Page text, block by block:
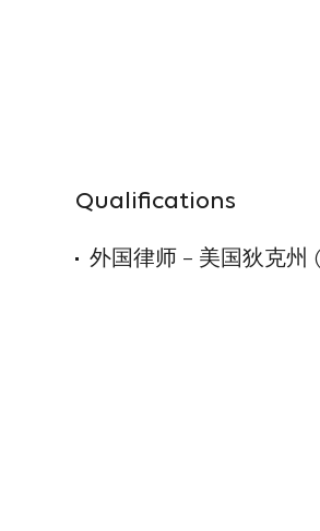
Qualifications
外国律师 – 美国狄克州